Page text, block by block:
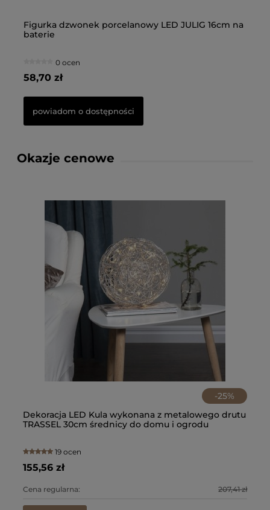
Figurka dzwonek porcelanowy LED JULIG 16cm na
baterie
0 ocen
58,70 zł
powiadom o dostępności
Okazje cenowe
-25%
Dekoracja LED Kula wykonana z metalowego drutu
TRASSEL 30cm średnicy do domu i ogrodu
19 ocen
155,56 zł
Cena regularna: 207,41 zł